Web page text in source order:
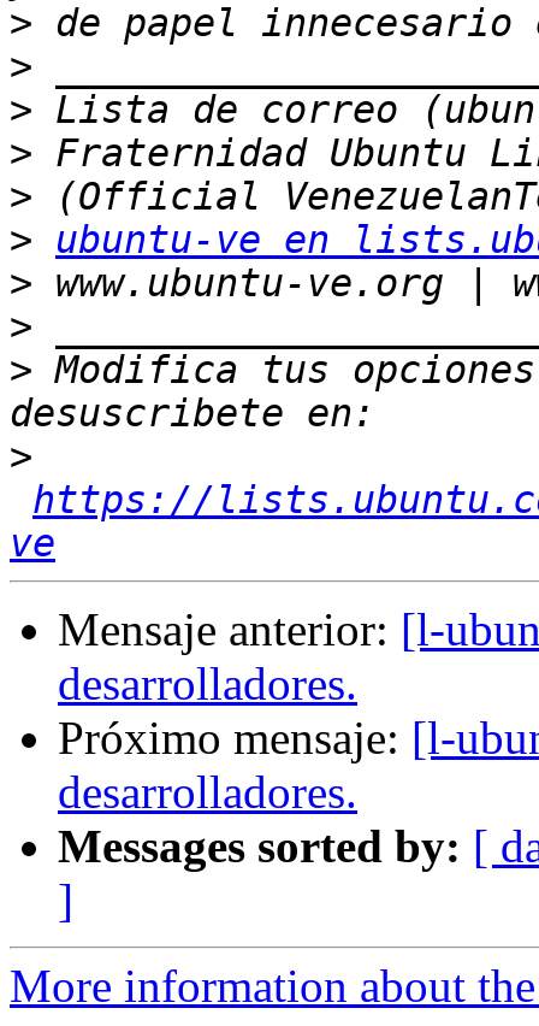
>
>
>
>
>
>
ubuntu-ve en
>
>
> Modifica tus
>
https://
ve
Mensaje anterior: [l-
desarrolladores.
Próximo mensaje: [l-
desarrolladores.
Messages sorted by: [
]
More information about